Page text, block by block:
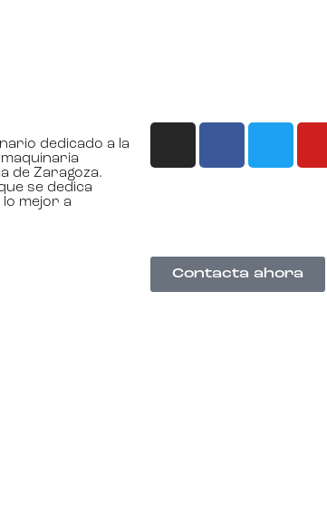
dedicado a la
de Zaragoza.
se dedica
mejor a
Contacta ahora